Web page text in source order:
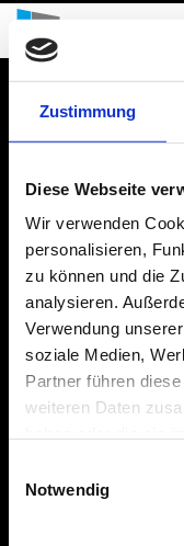
Zustimmung
Diese Webseite
Wir verwenden
personalisieren,
zu können und die
analysieren.
Verwendung
soziale Medien,
Partner führen
weiteren Daten
Notwendig
email: